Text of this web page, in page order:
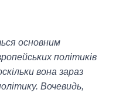
основним
політиків
вона зараз
Вочевидь,